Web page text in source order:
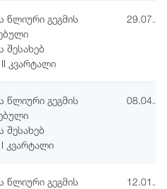
წლიური გეგმის
შესახებ
კვარტალი
წლიური გეგმის
შესახებ
კვარტალი
წლიური გეგმის